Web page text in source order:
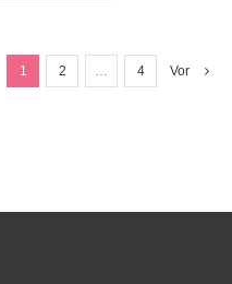
1 2 4 Vor